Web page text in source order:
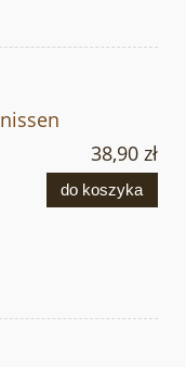
38,90 zł
do koszyka